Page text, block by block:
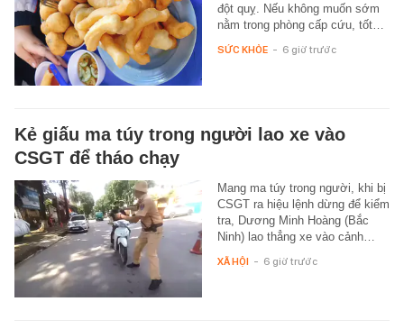
đột quỵ. Nếu không muốn sớm
nằm trong phòng cấp cứu, tốt…
SỨC KHỎE - 6 giờ trước
Kẻ giấu ma túy trong người lao xe vào
CSGT để tháo chạy
Mang ma túy trong người, khi bị
CSGT ra hiệu lệnh dừng để kiểm
tra, Dương Minh Hoàng (Bắc
Ninh) lao thẳng xe vào cảnh…
XÃ HỘI - 6 giờ trước